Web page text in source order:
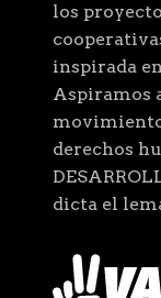
los
inspirada
Aspiramos
derechos
dicta el